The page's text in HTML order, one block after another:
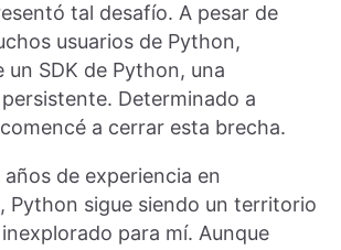
tal desafío. A pesar de
usuarios de Python,
un SDK de Python, una
Determinado a
a cerrar esta brecha.
de experiencia en
Python sigue siendo un territorio
para mí. Aunque